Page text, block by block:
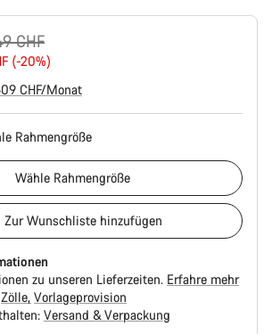
CHF
(-20%)
CHF/Monat
Rahmengröße
Wähle Rahmengröße
Zur Wunschliste hinzufügen
zu unseren Lieferzeiten. Erfahre mehr
Zölle Vorlageprovision
Versand & Verpackung